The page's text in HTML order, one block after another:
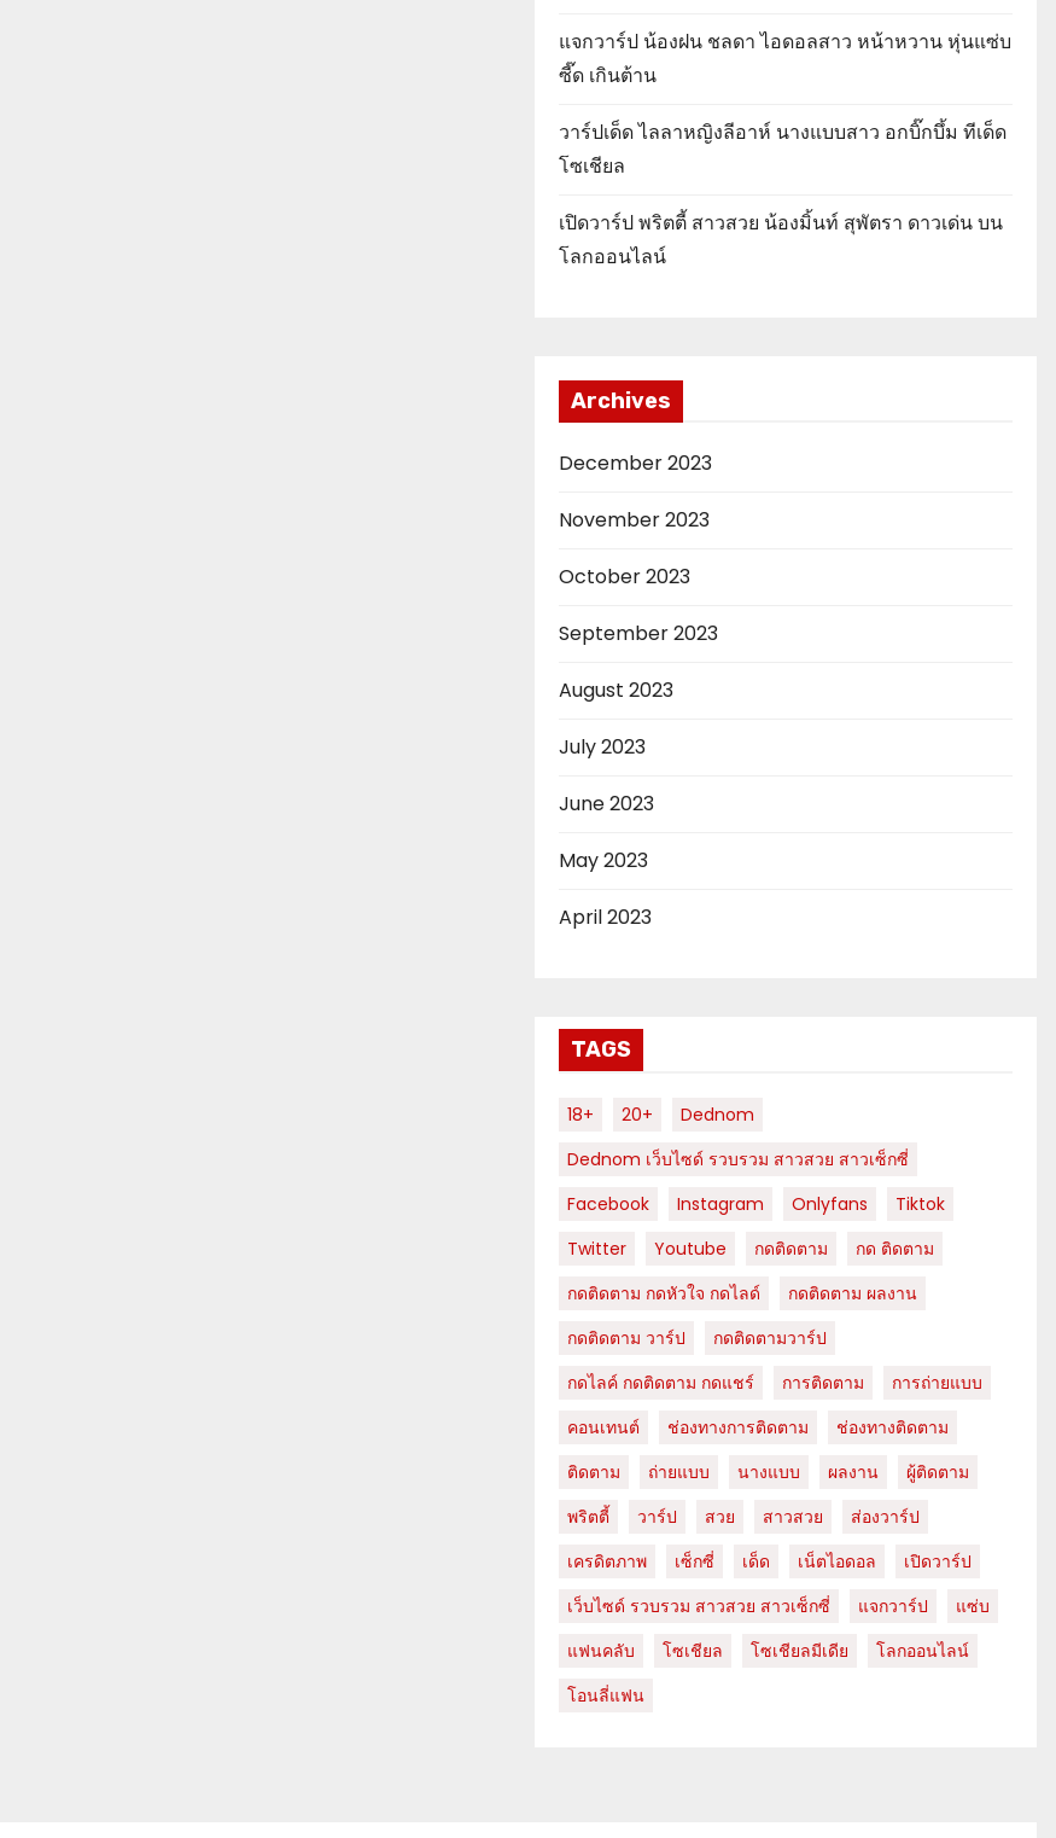
แจกวาร์ป น้องฝน ชลดา ไอดอลสาว หน้าหวาน หุ่นแซ่บ
ซี๊ด เกินต้าน
วาร์ปเด็ด ไลลาหญิงลีอาห์ นางแบบสาว อกบิ๊กบึ้ม ทีเด็ด
โซเชียล
เปิดวาร์ป พริตตี้ สาวสวย น้องมิ้นท์ สุพัตรา ดาวเด่น บน
โลกออนไลน์
Archives
December 2023
November 2023
October 2023
September 2023
August 2023
July 2023
June 2023
May 2023
April 2023
TAGS
18+ 20+
Dednom
Dednom เว็บไซด์ รวบรวม สาวสวย สาวเซ็กซี่
Facebook
Instagram Onlyfans
Tiktok
Twitter
Youtube กดติดตาม
กด ติดตาม
กดติดตาม กดหัวใจ กดไลด์
กดติดตาม ผลงาน
กดติดตาม วาร์ป
กดติดตามวาร์ป
กดไลค์ กดติดตาม กดแชร์
การติดตาม
การถ่ายแบบ
คอนเทนต์
ช่องทางการติดตาม
ช่องทางติดตาม
ติดตาม
ถ่ายแบบ นางแบบ ผลงาน
ผู้ติดตาม
พริตตี้
วาร์ป สวย สาวสวย
ส่องวาร์ป
เครดิตภาพ
เซ็กซี่ เด็ด เน็ตไอดอล
เปิดวาร์ป
เว็บไซด์ รวบรวม สาวสวย สาวเซ็กซี่
แจกวาร์ป
แซ่บ
แฟนคลับ
โซเชียล โซเชียลมีเดีย
โลกออนไลน์
โอนลี่แฟน